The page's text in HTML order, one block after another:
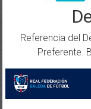
Referencia del
Preferente.